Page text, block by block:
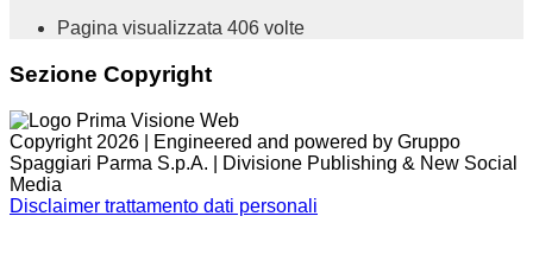
Pagina visualizzata 406 volte
Sezione Copyright
Copyright 2026 | Engineered and powered by Gruppo
Spaggiari Parma S.p.A. | Divisione Publishing & New Social
Media
Disclaimer trattamento dati personali